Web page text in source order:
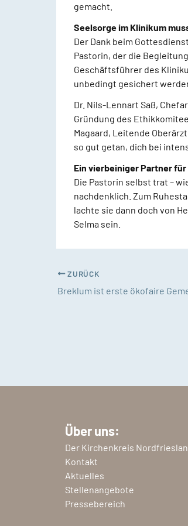
gemacht.
Seelsorge im Klinikum
Der Dank beim
Pastorin, der die
Geschäftsführer des
unbedingt gesichert
Dr. Nils-Lennart Saß,
Gründung des
Magaard, Leitende
so gut getan, dich bei
Ein vierbeiniger Partner
Die Pastorin selbst trat –
nachdenklich. Zum
lachte sie dann doch von
Selma sein.
ZURÜCK
Breklum ist erste ökofaire
Über uns:
Der Kirchenkreis
Kontakt
Aktuelles
Stellenangebote
Pressebereich